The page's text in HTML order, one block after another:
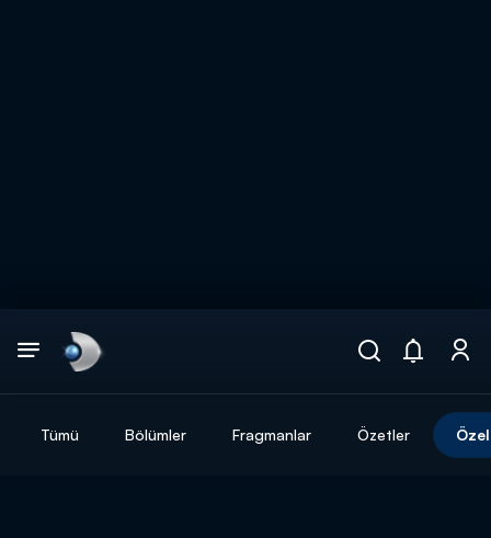
Tümü Bölümler Fragmanlar Özetler